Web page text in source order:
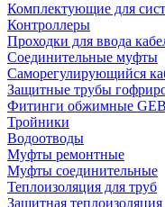
Комплектующие для
Контроллеры
Проходки для ввода
Соединительные муфты
Саморегулирующийся
Защитные трубы
Фитинги обжимные
Тройники
Водоотводы
Муфты ремонтные
Муфты соединительные
Теплоизоляция для труб
Защитная теплоизоляция